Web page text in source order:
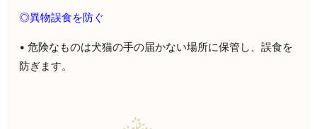
◎異物誤食を防ぐ
• 危険なものは犬猫の手の届かない場所に保管し、誤食を
防ぎます。